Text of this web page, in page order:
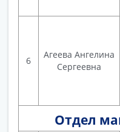
6
Агеева Ангелина
Сергеевна
Отдел